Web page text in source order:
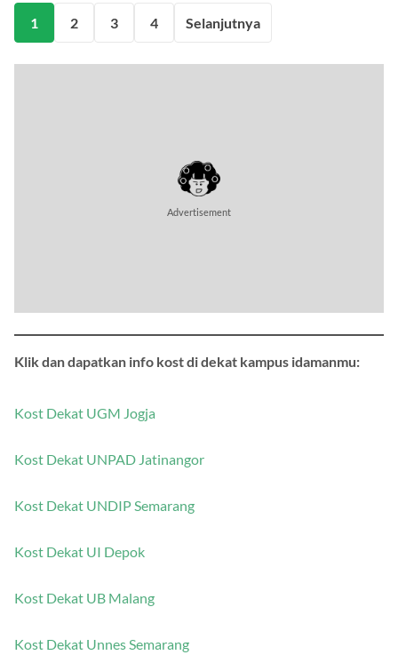
1 2 3 4 Selanjutnya
Advertisement
Klik dan dapatkan info kost di dekat kampus idamanmu:
Kost Dekat UGM Jogja
Kost Dekat UNPAD Jatinangor
Kost Dekat UNDIP Semarang
Kost Dekat UI Depok
Kost Dekat UB Malang
Kost Dekat Unnes Semarang